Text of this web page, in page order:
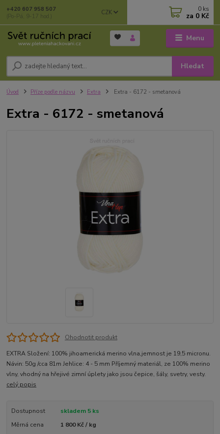
Menu
CZK
Hledat
+420 607 958 507
(Po-Pá, 9-17 hod.)
0 ks
za 0 Kč
Úvod Příze podle názvu Extra Extra - 6172 - smetanová
Extra - 6172 - smetanová
Ohodnotit produkt
EXTRA Složení: 100% jihoamerická merino vlna,jemnost je 19,5 micronu.
Návin: 50g /cca 81m Jehlice: 4 - 5 mm Příjemný materiál, ze 100% merino
vlny, vhodný na hřejivé zimní úplety jako jsou čepice, šály, svetry, vesty.
celý popis
Dostupnost
skladem 5 ks
Měrná cena
1 800 Kč / kg